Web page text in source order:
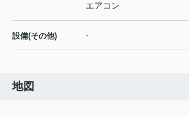
エアコン
設備(その他) -
地図